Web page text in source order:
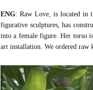
ENG: Raw Love, is located in
figurative sculptures, has
into a female figure. Her torso
art installation. We ordered raw